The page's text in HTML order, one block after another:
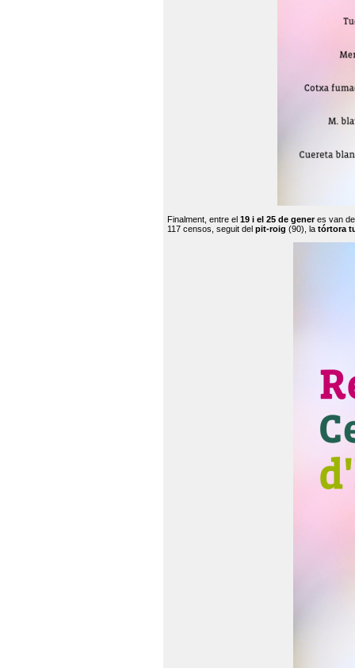
Finalment, entre el 19 i el 25 de generes van
117 censos, seguit del pit-roig (90), la tórtora